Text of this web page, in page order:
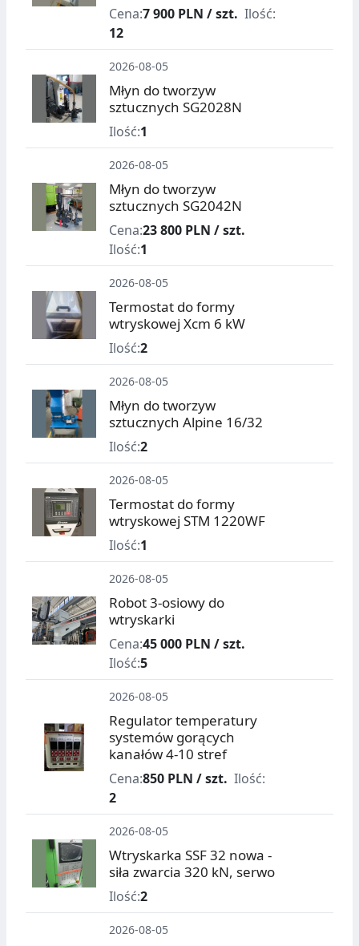
Cena:7 900 PLN / szt. Ilość:
12
2026-08-05
Młyn do tworzyw
sztucznych SG2028N
Ilość:1
2026-08-05
Młyn do tworzyw
sztucznych SG2042N
Cena:23 800 PLN / szt.
Ilość:1
2026-08-05
Termostat do formy
wtryskowej Xcm 6 kW
Ilość:2
2026-08-05
Młyn do tworzyw
sztucznych Alpine 16/32
Ilość:2
2026-08-05
Termostat do formy
wtryskowej STM 1220WF
Ilość:1
2026-08-05
Robot 3-osiowy do
wtryskarki
Cena:45 000 PLN / szt.
Ilość:5
2026-08-05
Regulator temperatury
systemów gorących
kanałów 4-10 stref
Cena:850 PLN / szt. Ilość:
2
2026-08-05
Wtryskarka SSF 32 nowa -
siła zwarcia 320 kN, serwo
Ilość:2
2026-08-05